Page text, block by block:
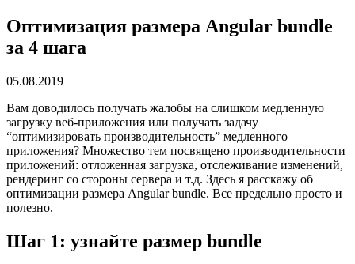
Оптимизация размера Angular bundle
за 4 шага
05.08.2019
Вам доводилось получать жалобы на слишком медленную
загрузку веб-приложения или получать задачу
“оптимизировать производительность” медленного
приложения? Множество тем посвящено производительности
приложений: отложенная загрузка, отслеживание изменений,
рендеринг со стороны сервера и т.д. Здесь я расскажу об
оптимизации размера Angular bundle. Все предельно просто и
полезно.
Шаг 1: узнайте размер bundle